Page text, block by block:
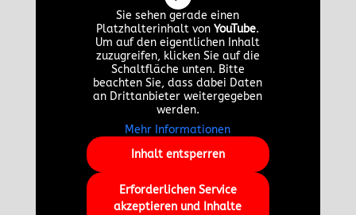
Sie sehen gerade einen
Platzhalterinhalt vonYouTube.
Um auf den eigentlichen Inhalt
zuzugreifen, klicken Sie auf die
Schaltfläche unten. Bitte
beachten Sie, dass dabei Daten
an Drittanbieter weitergegeben
werden.
Mehr Informationen
Inhalt entsperren
Erforderlichen Service
akzeptieren und Inhalte